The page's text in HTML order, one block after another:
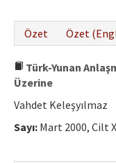
Özet
Özet
Türk-Yunan
Üzerine
Vahdet Keleşyılmaz
Sayı: Mart 2000, Cilt